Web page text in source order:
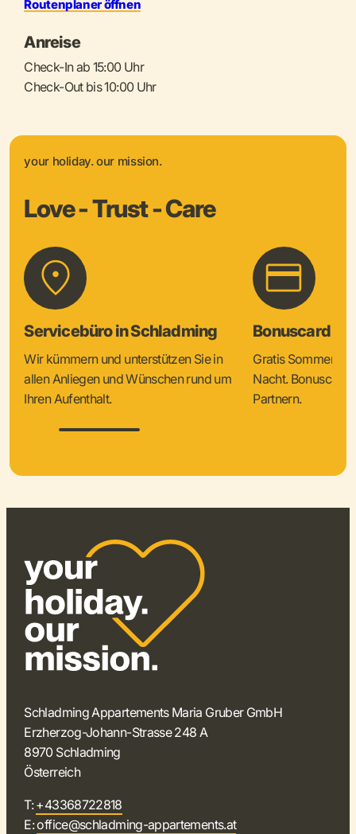
Routenplaner öffnen
Anreise
Check-In ab 15:00 Uhr
Check-Out bis 10:00 Uhr
your holiday. our mission.
Love - Trust - Care
Servicebüro in Schladming
Wir kümmern und unterstützen Sie in
allen Anliegen und Wünschen rund um
Ihren Aufenthalt.
Bonuscard &
Gratis
Nacht. Bonuscard
Partnern.
Schladming Appartements Maria Gruber GmbH
Erzherzog-Johann-Strasse 248 A
8970 Schladming
Österreich
T:+43368722818
E:office@schladming-appartements.at